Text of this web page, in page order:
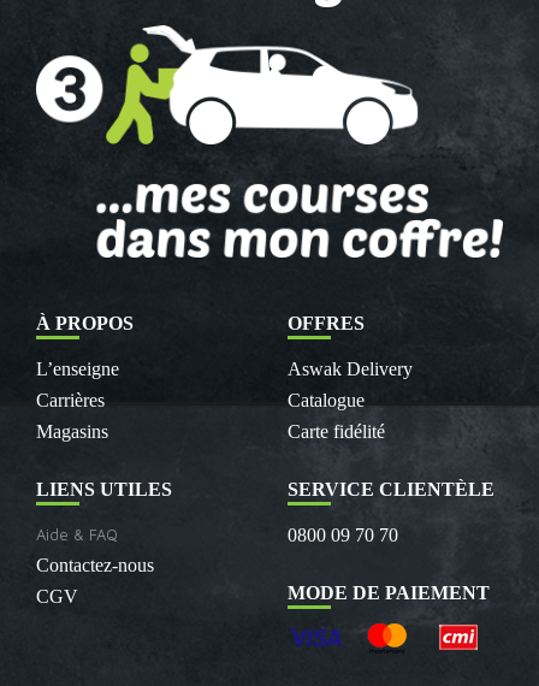
À PROPOS
L’enseigne
Carrières
Magasins
OFFRES
Aswak Delivery
Catalogue
Carte fidélité
LIENS UTILES
Aide & FAQ
Contactez-nous
CGV
SERVICE CLIENTÈLE
0800 09 70 70
MODE DE PAIEMENT